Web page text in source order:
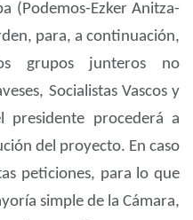
(Podemos-Ezker Anitza-
para, a continuación,
grupos junteros no
Socialistas Vascos y
presidente procederá a
del proyecto. En caso
peticiones, para lo que
simple de la Cámara,